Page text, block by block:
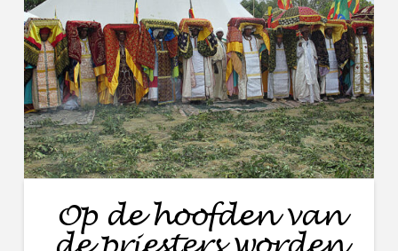
Op de hoofden van